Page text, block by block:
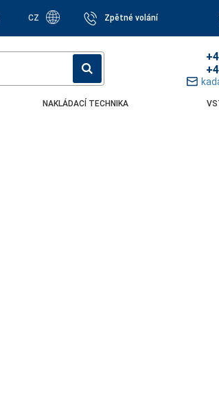
CZ Zpětné volání
NAKLÁDACÍ TECHNIKA